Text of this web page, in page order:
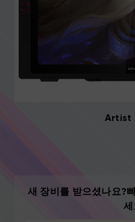
Artist
새 장비를 받으셨나요?
세
드로잉 튜토리얼